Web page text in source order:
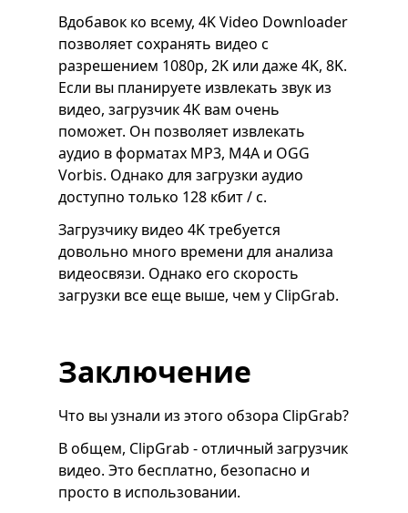
Вдобавок ко всему, 4K Video Downloader
позволяет сохранять видео с
разрешением 1080p, 2K или даже 4K, 8K.
Если вы планируете извлекать звук из
видео, загрузчик 4K вам очень
поможет. Он позволяет извлекать
аудио в форматах MP3, M4A и OGG
Vorbis. Однако для загрузки аудио
доступно только 128 кбит / с.
Загрузчику видео 4K требуется
довольно много времени для анализа
видеосвязи. Однако его скорость
загрузки все еще выше, чем у ClipGrab.
Заключение
Что вы узнали из этого обзора ClipGrab?
В общем, ClipGrab - отличный загрузчик
видео. Это бесплатно, безопасно и
просто в использовании.